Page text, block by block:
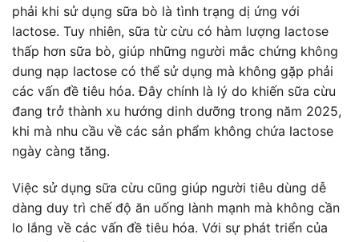
phải khi sử dụng sữa bò là tình trạng dị ứng với
lactose. Tuy nhiên, sữa từ cừu có hàm lượng lactose
thấp hơn sữa bò, giúp những người mắc chứng không
dung nạp lactose có thể sử dụng mà không gặp phải
các vấn đề tiêu hóa. Đây chính là lý do khiến sữa cừu
đang trở thành xu hướng dinh dưỡng trong năm 2025,
khi mà nhu cầu về các sản phẩm không chứa lactose
ngày càng tăng.
Việc sử dụng sữa cừu cũng giúp người tiêu dùng dễ
dàng duy trì chế độ ăn uống lành mạnh mà không cần
lo lắng về các vấn đề tiêu hóa. Với sự phát triển của